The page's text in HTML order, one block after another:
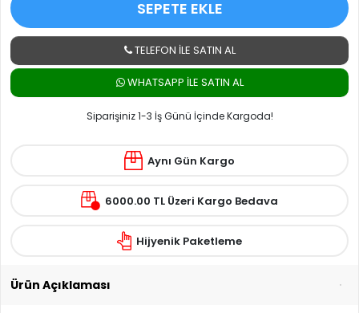
SEPETE EKLE
TELEFON İLE SATIN AL
WHATSAPP ILE SATIN AL
Siparişiniz 1-3 İş Günü İçinde Kargoda!
Aynı Gün Kargo
6000.00 TL Üzeri Kargo Bedava
Hijyenik Paketleme
Ürün Açıklaması